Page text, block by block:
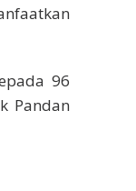
96
Pandan